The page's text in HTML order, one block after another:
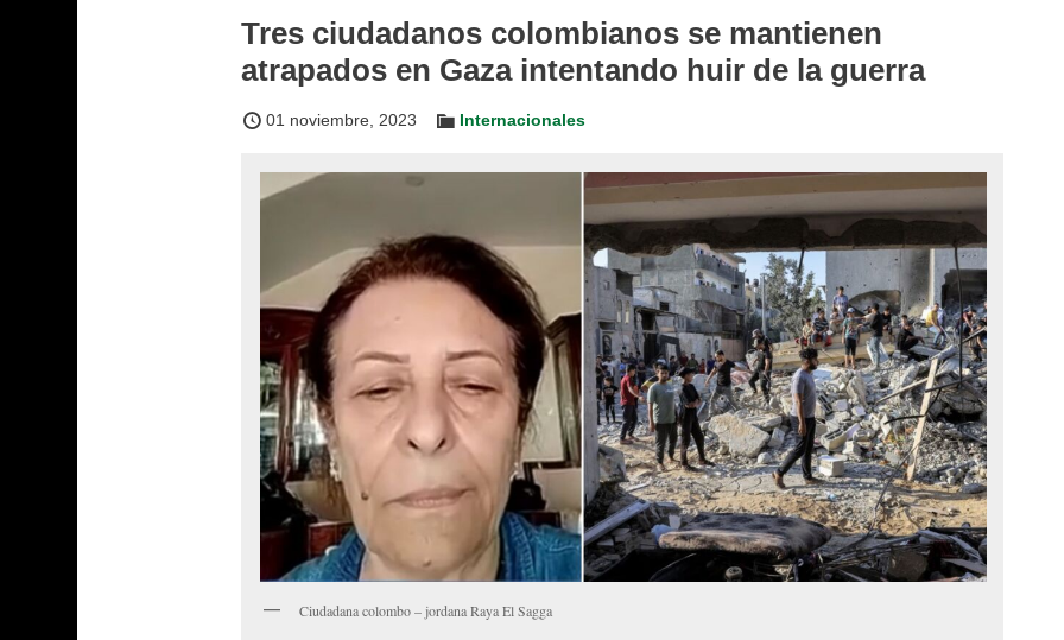
Tres ciudadanos colombianos se mantienen
atrapados en Gaza intentando huir de la guerra
01 noviembre, 2023 Internacionales
Ciudadana colombo – jordana Raya El Sagga